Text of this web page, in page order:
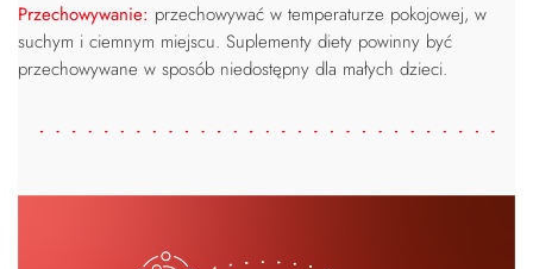
Przechowywanie: przechowywać w temperaturze pokojowej, w
suchym i ciemnym miejscu. Suplementy diety powinny być
przechowywane w sposób niedostępny dla małych dzieci.